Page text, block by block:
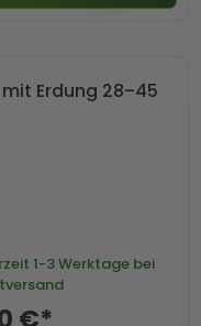
mit Erdung 28–45
1-3 Werktage bei